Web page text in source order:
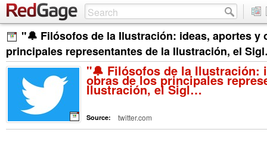
"🔔 Filósofos de la Ilustración: ideas, aportes y
principales representantes de la Ilustración, el
"🔔 Filósofos de la Ilustración:
obras de los principales
Ilustración, el Sigl…
Source: twitter.com